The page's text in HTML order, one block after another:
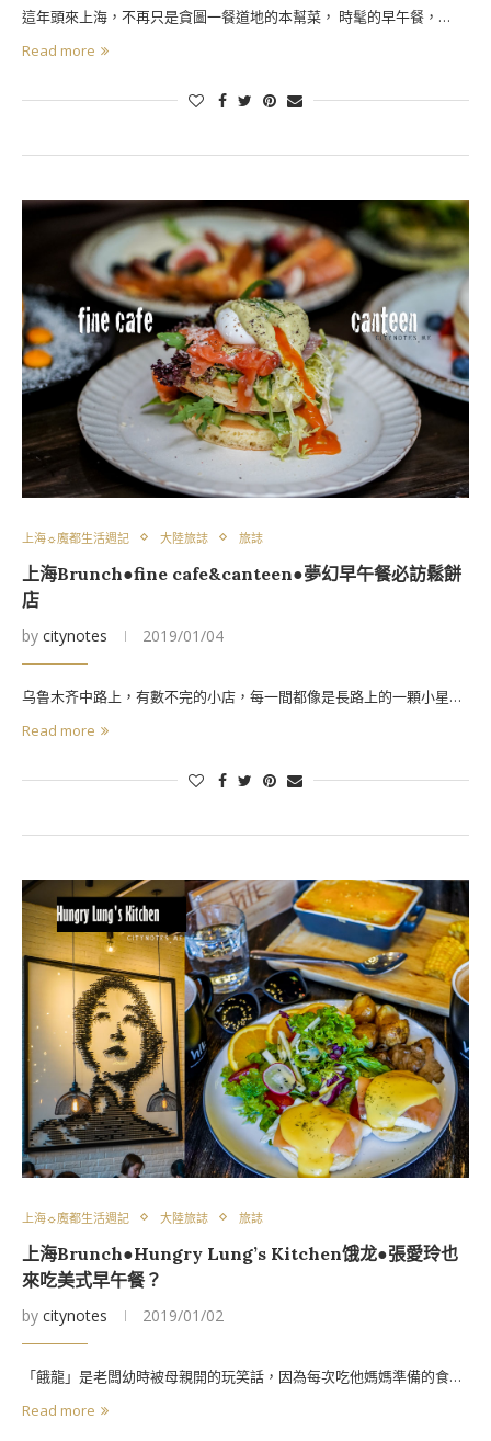
這年頭來上海，不再只是貪圖一餐道地的本幫菜， 時髦的早午餐，…
Read more
上海☼魔都生活週記 大陸旅誌 旅誌
上海Brunch●fine cafe&canteen●夢幻早午餐必訪鬆餅
店
by citynotes 2019/01/04
乌鲁木齐中路上，有數不完的小店，每一間都像是長路上的一顆小星…
Read more
上海☼魔都生活週記 大陸旅誌 旅誌
上海Brunch●Hungry Lung’s Kitchen饿龙●張愛玲也
來吃美式早午餐？
by citynotes 2019/01/02
「餓龍」是老闆幼時被母親開的玩笑話，因為每次吃他媽媽準備的食…
Read more